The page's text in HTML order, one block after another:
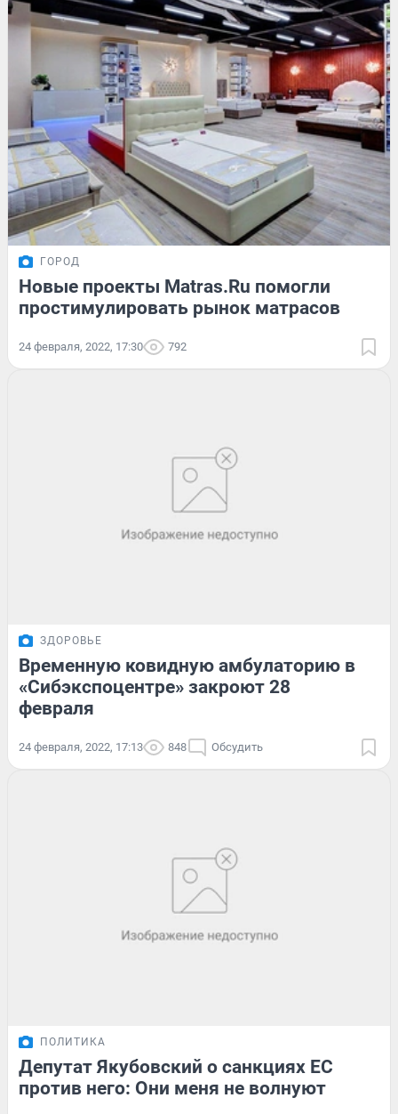
ГОРОД
Новые проекты Matras.Ru помогли
простимулировать рынок матрасов
24 февраля, 2022, 17:30 792
ЗДОРОВЬЕ
Временную ковидную амбулаторию в
«Сибэкспоцентре» закроют 28
февраля
24 февраля, 2022, 17:13 848 Обсудить
ПОЛИТИКА
Депутат Якубовский о санкциях ЕС
против него: Они меня не волнуют